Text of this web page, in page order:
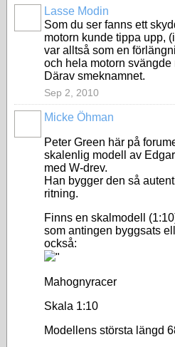
Lasse Modin
Som du ser fanns ett
motorn kunde tippa upp,
var alltså som en
och hela motorn svängde
Därav smeknamnet.
Sep 2, 2010
Micke Öhman
Peter Green här på
skalenlig modell av
med W-drev.
Han bygger den så
ritning.
Finns en skalmodell
som antingen byggsats
också:
"
Mahognyracer
Skala 1:10
Modellens största längd